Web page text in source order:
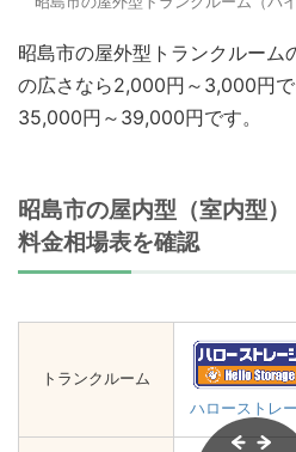
昭島市の屋外型トランクルーム
の広さなら2,000円～3,000円
35,000円～39,000円です。
昭島市の屋内型（室内型
料金相場表を確認
トランクルーム
ハローストレ